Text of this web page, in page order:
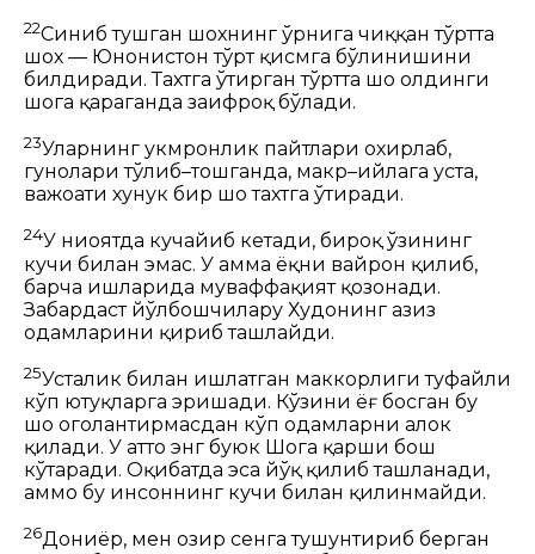
22Синиб тушган шохнинг ўрнига чиққан тўртта
шох — Юнонистон тўрт қисмга бўлинишини
билдиради. Тахтга ўтирган тўртта шоҳ олдинги
шоҳга қараганда заифроқ бўлади.
23Уларнинг ҳукмронлик пайтлари охирлаб,
гуноҳлари тўлиб–тошганда, макр–ҳийлага уста,
важоҳати хунук бир шоҳ тахтга ўтиради.
24У ниҳоятда кучайиб кетади, бироқ ўзининг
кучи билан эмас. У ҳамма ёқни вайрон қилиб,
барча ишларида муваффақият қозонади.
Забардаст йўлбошчилару Худонинг азиз
одамларини қириб ташлайди.
25Усталик билан ишлатган маккорлиги туфайли
кўп ютуқларга эришади. Кўзини ёғ босган бу
шоҳ огоҳлантирмасдан кўп одамларни ҳалок
қилади. У ҳатто энг буюк Шоҳга қарши бош
кўтаради. Оқибатда эса йўқ қилиб ташланади,
аммо бу инсоннинг кучи билан қилинмайди.
26Дониёр, мен ҳозир сенга тушунтириб берган